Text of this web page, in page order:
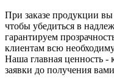
При заказе продукции вы
чтобы убедиться в
гарантируем
клиентам всю
Наша главная ценность -
заявки до получения